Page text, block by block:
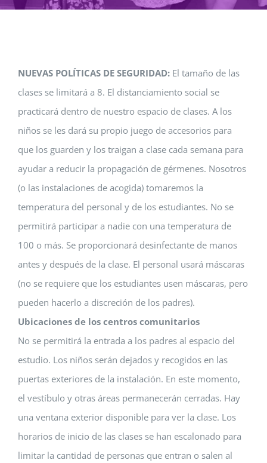
NUEVAS POLÍTICAS DE SEGURIDAD: El tamaño de las
clases se limitará a 8. El distanciamiento social se
practicará dentro de nuestro espacio de clases. A los
niños se les dará su propio juego de accesorios para
que los guarden y los traigan a clase cada semana para
ayudar a reducir la propagación de gérmenes. Nosotros
(o las instalaciones de acogida) tomaremos la
temperatura del personal y de los estudiantes. No se
permitirá participar a nadie con una temperatura de
100 o más. Se proporcionará desinfectante de manos
antes y después de la clase. El personal usará máscaras
(no se requiere que los estudiantes usen máscaras, pero
pueden hacerlo a discreción de los padres).
Ubicaciones de los centros comunitarios
No se permitirá la entrada a los padres al espacio del
estudio. Los niños serán dejados y recogidos en las
puertas exteriores de la instalación. En este momento,
el vestíbulo y otras áreas permanecerán cerradas. Hay
una ventana exterior disponible para ver la clase. Los
horarios de inicio de las clases se han escalonado para
limitar la cantidad de personas que entran o salen al